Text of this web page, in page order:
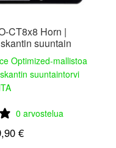
CT8x8 Horn |
suuntain
Optimized-mallistoa
suuntaintorvi
0 arvostelua
€